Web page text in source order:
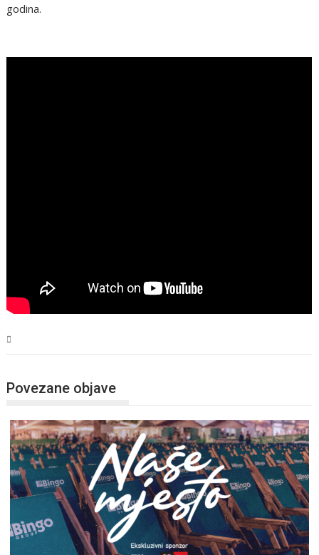
godina.
Povezane objave